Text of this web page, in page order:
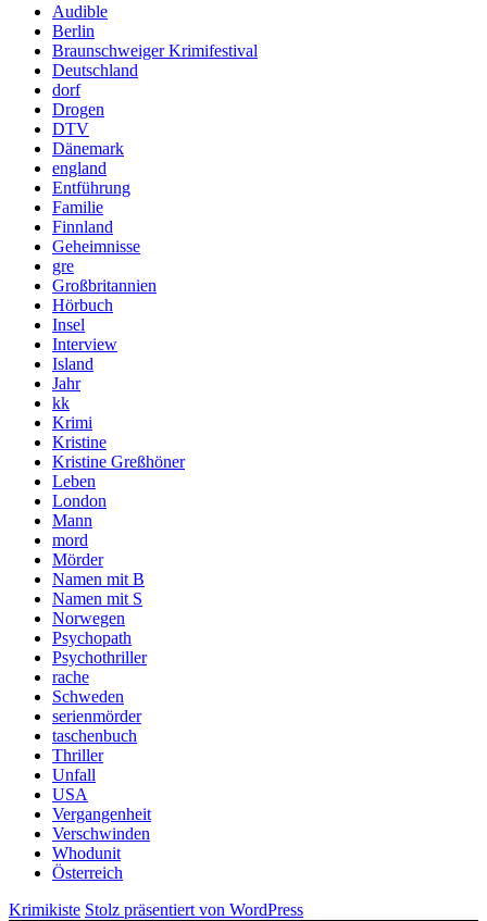
Audible
Berlin
Braunschweiger Krimifestival
Deutschland
dorf
Drogen
DTV
Dänemark
england
Entführung
Familie
Finnland
Geheimnisse
gre
Großbritannien
Hörbuch
Insel
Interview
Island
Jahr
kk
Krimi
Kristine
Kristine Greßhöner
Leben
London
Mann
mord
Mörder
Namen mit B
Namen mit S
Norwegen
Psychopath
Psychothriller
rache
Schweden
serienmörder
taschenbuch
Thriller
Unfall
USA
Vergangenheit
Verschwinden
Whodunit
Österreich
Krimikiste Stolz präsentiert von WordPress